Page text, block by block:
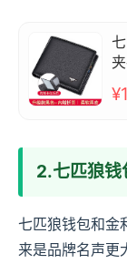
2.七匹狼钱
七匹狼钱包和金
来是品牌名声更